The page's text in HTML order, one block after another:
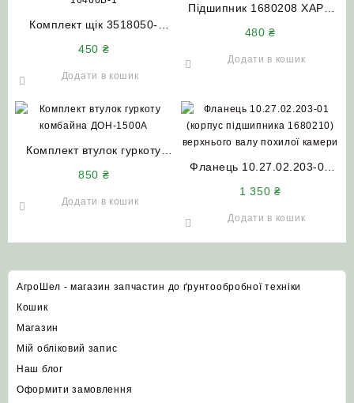
Комплект щік 3518050-
зборі)
450 ₴
Додати в кошик
Підшипник 1680208 ХАРП
480₴
Додати в кошик
Комплект втулок гуркоту
850 ₴
Додати в кошик
Фланець 10.27.02.203-01
похилої камери ДОН-1500
1 350₴
Додати в кошик
АгроШел - магазин запчастин до ґрунтообробної техніки
Кошик
Магазин
Мій обліковий запис
Наш блог
Оформити замовлення